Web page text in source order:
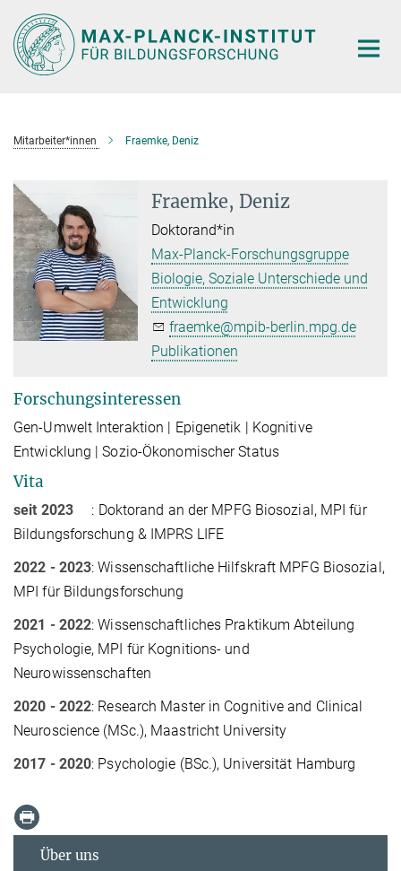
Hauptinhalt
Mitarbeiter*innen Fraemke, Deniz
Fraemke, Deniz
Doktorand*in
Max-Planck-Forschungsgruppe
Biologie, Soziale Unterschiede und
Entwicklung
fraemke@mpib-berlin.mpg.de
Publikationen
Forschungsinteressen
Gen-Umwelt Interaktion | Epigenetik | Kognitive
Entwicklung | Sozio-Ökonomischer Status
Vita
seit 2023 : Doktorand an der MPFG Biosozial, MPI für
Bildungsforschung & IMPRS LIFE
2022 - 2023: Wissenschaftliche Hilfskraft MPFG Biosozial,
MPI für Bildungsforschung
2021 - 2022: Wissenschaftliches Praktikum Abteilung
Psychologie, MPI für Kognitions- und
Neurowissenschaften
2020 - 2022: Research Master in Cognitive and Clinical
Neuroscience (MSc.), Maastricht University
2017 - 2020: Psychologie (BSc.), Universität Hamburg
Über uns